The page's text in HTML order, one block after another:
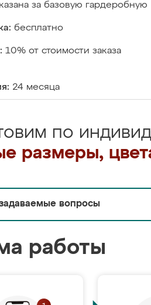
за базовую гардеробную
бесплатно
10% от стоимости заказа
24 месяца
по
размеры,
вопросы
работы